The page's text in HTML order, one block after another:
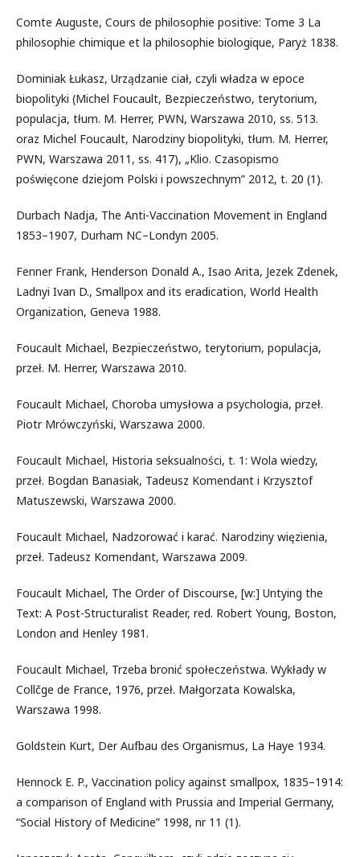
Comte Auguste, Cours de philosophie positive: Tome 3 La
philosophie chimique et la philosophie biologique, Paryż 1838.
Dominiak Łukasz, Urządzanie ciał, czyli władza w epoce
biopolityki (Michel Foucault, Bezpieczeństwo, terytorium,
populacja, tłum. M. Herrer, PWN, Warszawa 2010, ss. 513.
oraz Michel Foucault, Narodziny biopolityki, tłum. M. Herrer,
PWN, Warszawa 2011, ss. 417), „Klio. Czasopismo
poświęcone dziejom Polski i powszechnym” 2012, t. 20 (1).
Durbach Nadja, The Anti-Vaccination Movement in England
1853–1907, Durham NC–Londyn 2005.
Fenner Frank, Henderson Donald A., Isao Arita, Jezek Zdenek,
Ladnyi Ivan D., Smallpox and its eradication, World Health
Organization, Geneva 1988.
Foucault Michael, Bezpieczeństwo, terytorium, populacja,
przeł. M. Herrer, Warszawa 2010.
Foucault Michael, Choroba umysłowa a psychologia, przeł.
Piotr Mrówczyński, Warszawa 2000.
Foucault Michael, Historia seksualności, t. 1: Wola wiedzy,
przeł. Bogdan Banasiak, Tadeusz Komendant i Krzysztof
Matuszewski, Warszawa 2000.
Foucault Michael, Nadzorować i karać. Narodziny więzienia,
przeł. Tadeusz Komendant, Warszawa 2009.
Foucault Michael, The Order of Discourse, [w:] Untying the
Text: A Post-Structuralist Reader, red. Robert Young, Boston,
London and Henley 1981.
Foucault Michael, Trzeba bronić społeczeństwa. Wykłady w
Collčge de France, 1976, przeł. Małgorzata Kowalska,
Warszawa 1998.
Goldstein Kurt, Der Aufbau des Organismus, La Haye 1934.
Hennock E. P., Vaccination policy against smallpox, 1835–1914:
a comparison of England with Prussia and Imperial Germany,
“Social History of Medicine” 1998, nr 11 (1).